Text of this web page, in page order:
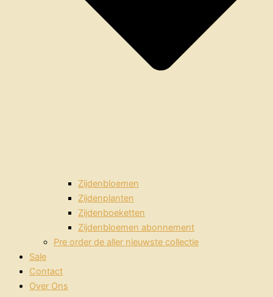
Zijdenbloemen
Zijdenplanten
Zijdenboeketten
Zijdenbloemen abonnement
Pre order de aller nieuwste collectie
Sale
Contact
Over Ons